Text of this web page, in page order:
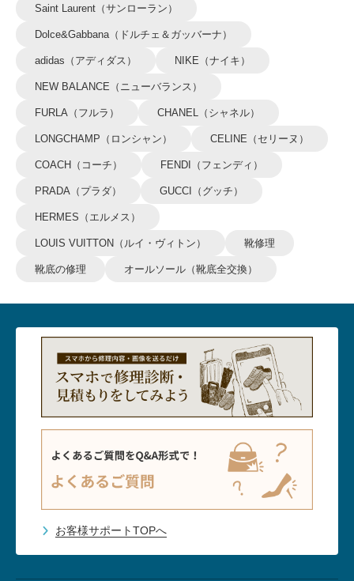
Saint Laurent（サンローラン）
Dolce&Gabbana（ドルチェ＆ガッバーナ）
adidas（アディダス） NIKE（ナイキ）
NEW BALANCE（ニューバランス）
FURLA（フルラ） CHANEL（シャネル）
LONGCHAMP（ロンシャン） CELINE（セリーヌ）
COACH（コーチ） FENDI（フェンディ）
PRADA（プラダ） GUCCI（グッチ）
HERMES（エルメス）
LOUIS VUITTON（ルイ・ヴィトン） 靴修理
靴底の修理 オールソール（靴底全交換）
お客様サポートTOPへ